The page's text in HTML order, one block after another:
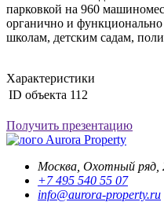
парковкой на 960
органично и
школам, детским садам,
Характеристики
ID объекта 112
Получить презентацию
Aurora Property
Москва, Охотный ряд,
+7 495 540 55 07
info@aurora-property.ru